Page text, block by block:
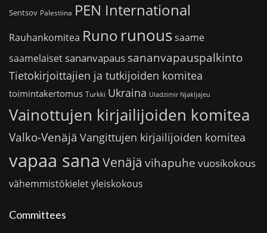
Sentsov Palestiina PEN International
Rauhankomitea Runo runoussaame
saamelaiset sananvapaus sananvapauspalkinto
Tietokirjoittajien ja tutkijoiden komitea
toimintakertomus Turkki Ukraina Uladzimir Njakljajeu
Vainottujen kirjailijoiden komitea
Valko-Venäjä Vangittujen kirjailijoiden komitea
vapaa sana Venäjä vihapuhe vuosikokous
vähemmistökieletyleiskokous
Committees